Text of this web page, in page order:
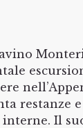
restanze
interne. Il